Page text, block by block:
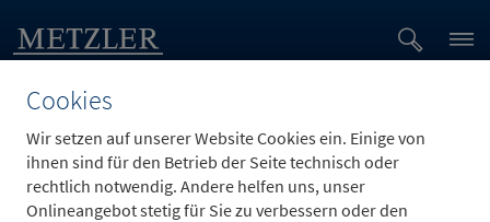
Cookies
Wir setzen auf unserer Website Cookies ein. Einige von
ihnen sind für den Betrieb der Seite technisch oder
rechtlich notwendig. Andere helfen uns, unser
Onlineangebot stetig für Sie zu verbessern oder den
jobs.job.employmentType.options.